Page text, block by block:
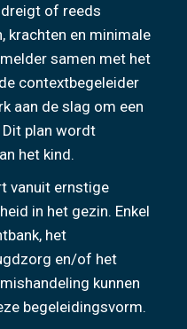
of reeds
krachten en minimale
samen met het
contextbegeleider
aan de slag om een
plan wordt
het kind.
vanuit ernstige
in het gezin. Enkel
het
en/of het
kunnen
begeleidingsvorm.